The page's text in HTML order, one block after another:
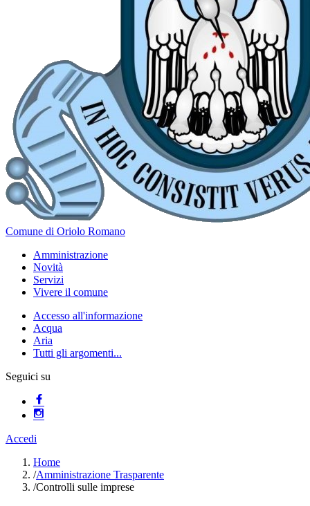
Comune di Oriolo Romano
Amministrazione
Novità
Servizi
Vivere il comune
Accesso all'informazione
Acqua
Aria
Tutti gli argomenti...
Seguici su
Accedi
Home
/Amministrazione Trasparente
/Controlli sulle imprese